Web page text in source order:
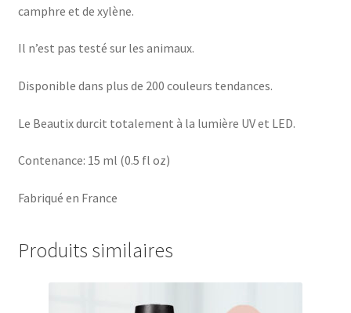
camphre et de xylène.
Il n’est pas testé sur les animaux.
Disponible dans plus de 200 couleurs tendances.
Le Beautix durcit totalement à la lumière UV et LED.
Contenance: 15 ml (0.5 fl oz)
Fabriqué en France
Produits similaires